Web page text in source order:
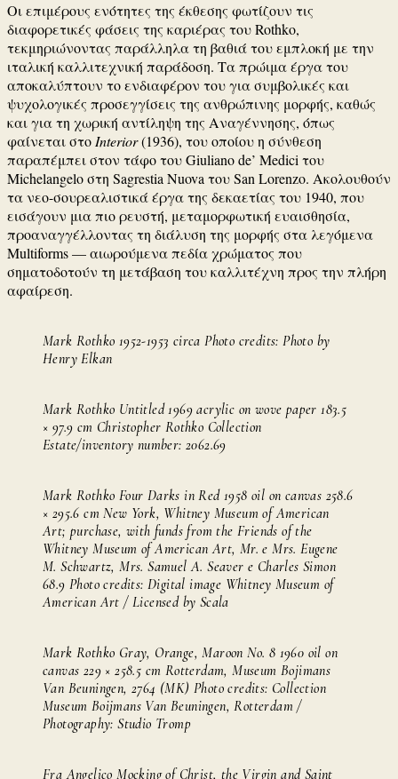
Οι επιμέρους ενότητες της έκθεσης φωτίζουν τις
διαφορετικές φάσεις της καριέρας του Rothko,
τεκμηριώνοντας παράλληλα τη βαθιά του εμπλοκή με την
ιταλική καλλιτεχνική παράδοση. Τα πρώιμα έργα του
αποκαλύπτουν το ενδιαφέρον του για συμβολικές και
ψυχολογικές προσεγγίσεις της ανθρώπινης μορφής, καθώς
και για τη χωρική αντίληψη της Αναγέννησης, όπως
φαίνεται στοInterior(1936), του οποίου η σύνθεση
παραπέμπει στον τάφο του Giuliano de’ Medici του
Michelangelo στη Sagrestia Nuova του San Lorenzo. Ακολουθούν
τα νεο-σουρεαλιστικά έργα της δεκαετίας του 1940, που
εισάγουν μια πιο ρευστή, μεταμορφωτική ευαισθησία,
προαναγγέλλοντας τη διάλυση της μορφής στα λεγόμενα
Multiforms — αιωρούμενα πεδία χρώματος που
σηματοδοτούν τη μετάβαση του καλλιτέχνη προς την πλήρη
αφαίρεση.
Mark Rothko 1952-1953 circa Photo credits: Photo by
Henry Elkan
Mark Rothko Untitled 1969 acrylic on wove paper 183.5
× 97.9 cm Christopher Rothko Collection
Estate/inventory number: 2062.69
Mark Rothko Four Darks in Red 1958 oil on canvas 258.6
× 295.6 cm New York, Whitney Museum of American
Art; purchase, with funds from the Friends of the
Whitney Museum of American Art, Mr. e Mrs. Eugene
M. Schwartz, Mrs. Samuel A. Seaver e Charles Simon
68.9 Photo credits: Digital image Whitney Museum of
American Art / Licensed by Scala
Mark Rothko Gray, Orange, Maroon No. 8 1960 oil on
canvas 229 × 258.5 cm Rotterdam, Museum Bojimans
Van Beuningen, 2764 (MK) Photo credits: Collection
Museum Boijmans Van Beuningen, Rotterdam /
Photography: Studio Tromp
Fra Angelico Mocking of Christ, the Virgin and Saint